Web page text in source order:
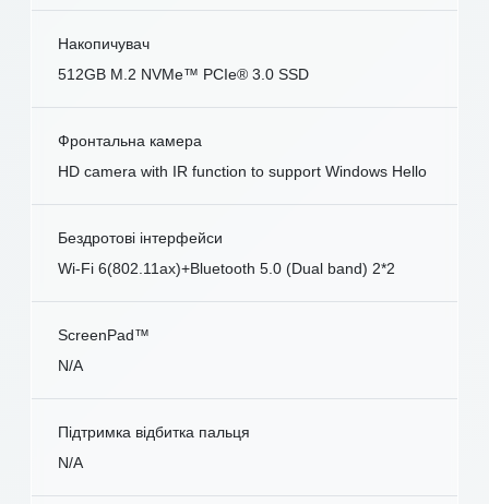
Накопичувач
512GB M.2 NVMe™ PCIe® 3.0 SSD
Фронтальна камера
HD camera with IR function to support Windows Hello
Бездротові інтерфейси
Wi-Fi 6(802.11ax)+Bluetooth 5.0 (Dual band) 2*2
ScreenPad™
N/A
Підтримка відбитка пальця
N/A